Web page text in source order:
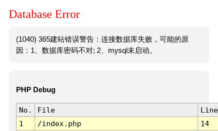
Database Error
(1040) 365建站错误警告：连接数据库失败，可能的原
因：1、数据库密码不对; 2、mysql未启动。
PHP Debug
No. File
Line
1
/index.php 14